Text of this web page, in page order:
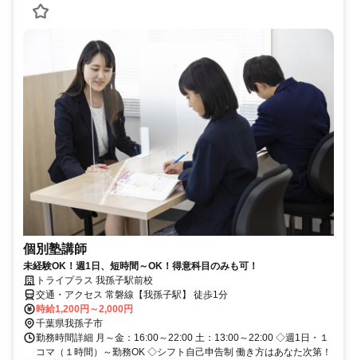
個別塾講師
未経験OK！週1日、短時間～OK！得意科目のみも可！
トライプラス 我孫子駅前校
交通・アクセス 常磐線【我孫子駅】 徒歩1分
時給1,200円～2,000円
千葉県我孫子市
勤務時間詳細 月～金：16:00～22:00 土：13:00～22:00 ◇週1日・１
コマ（１時間）～勤務OK ◇シフト自己申告制 働き方はあなた次第！